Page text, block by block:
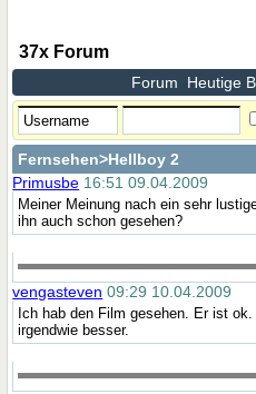
37x Forum
Forum Heutige
Fernsehen>Hellboy 2
Primusbe 16:51 09.04.2009
Meiner Meinung nach ein sehr
ihn auch schon gesehen?
vengasteven 09:29 10.04.2009
Ich hab den Film gesehen. Er ist
irgendwie besser.